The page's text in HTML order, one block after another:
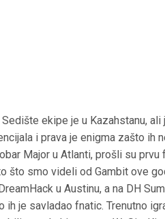
ekipe je u Kazahstanu, ali
i prava je enigma zašto ih
Major u Atlanti, prošli su prvu
što smo videli od Gambit ove
u Austinu, a na DH
je savladao fnatic. Trenutno